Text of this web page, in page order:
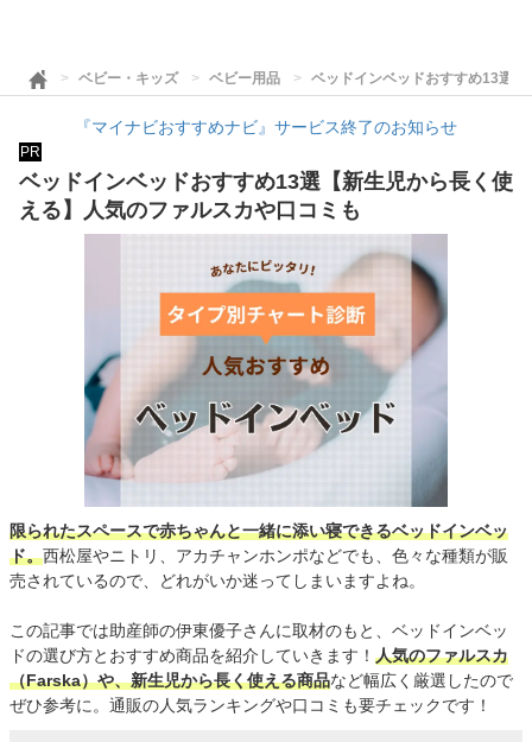
ベビー・キッズ ベビー用品 ベッドインベッドおすすめ13選
『マイナビおすすめナビ』サービス終了のお知らせ
PR
ベッドインベッドおすすめ13選【新生児から長く使
える】人気のファルスカや口コミも
限られたスペースで赤ちゃんと一緒に添い寝できるベッドインベッ
ド。西松屋やニトリ、アカチャンホンポなどでも、色々な種類が販
売されているので、どれがいか迷ってしまいますよね。
この記事では助産師の伊東優子さんに取材のもと、ベッドインベッ
ドの選び方とおすすめ商品を紹介していきます！ 人気のファルスカ
（Farska）や、新生児から長く使える商品など幅広く厳選したので
ぜひ参考に。通販の人気ランキングや口コミも要チェックです！